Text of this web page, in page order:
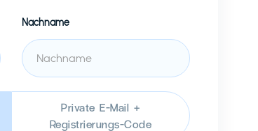
Nachname
Private E-Mail +
Registrierungs-Code